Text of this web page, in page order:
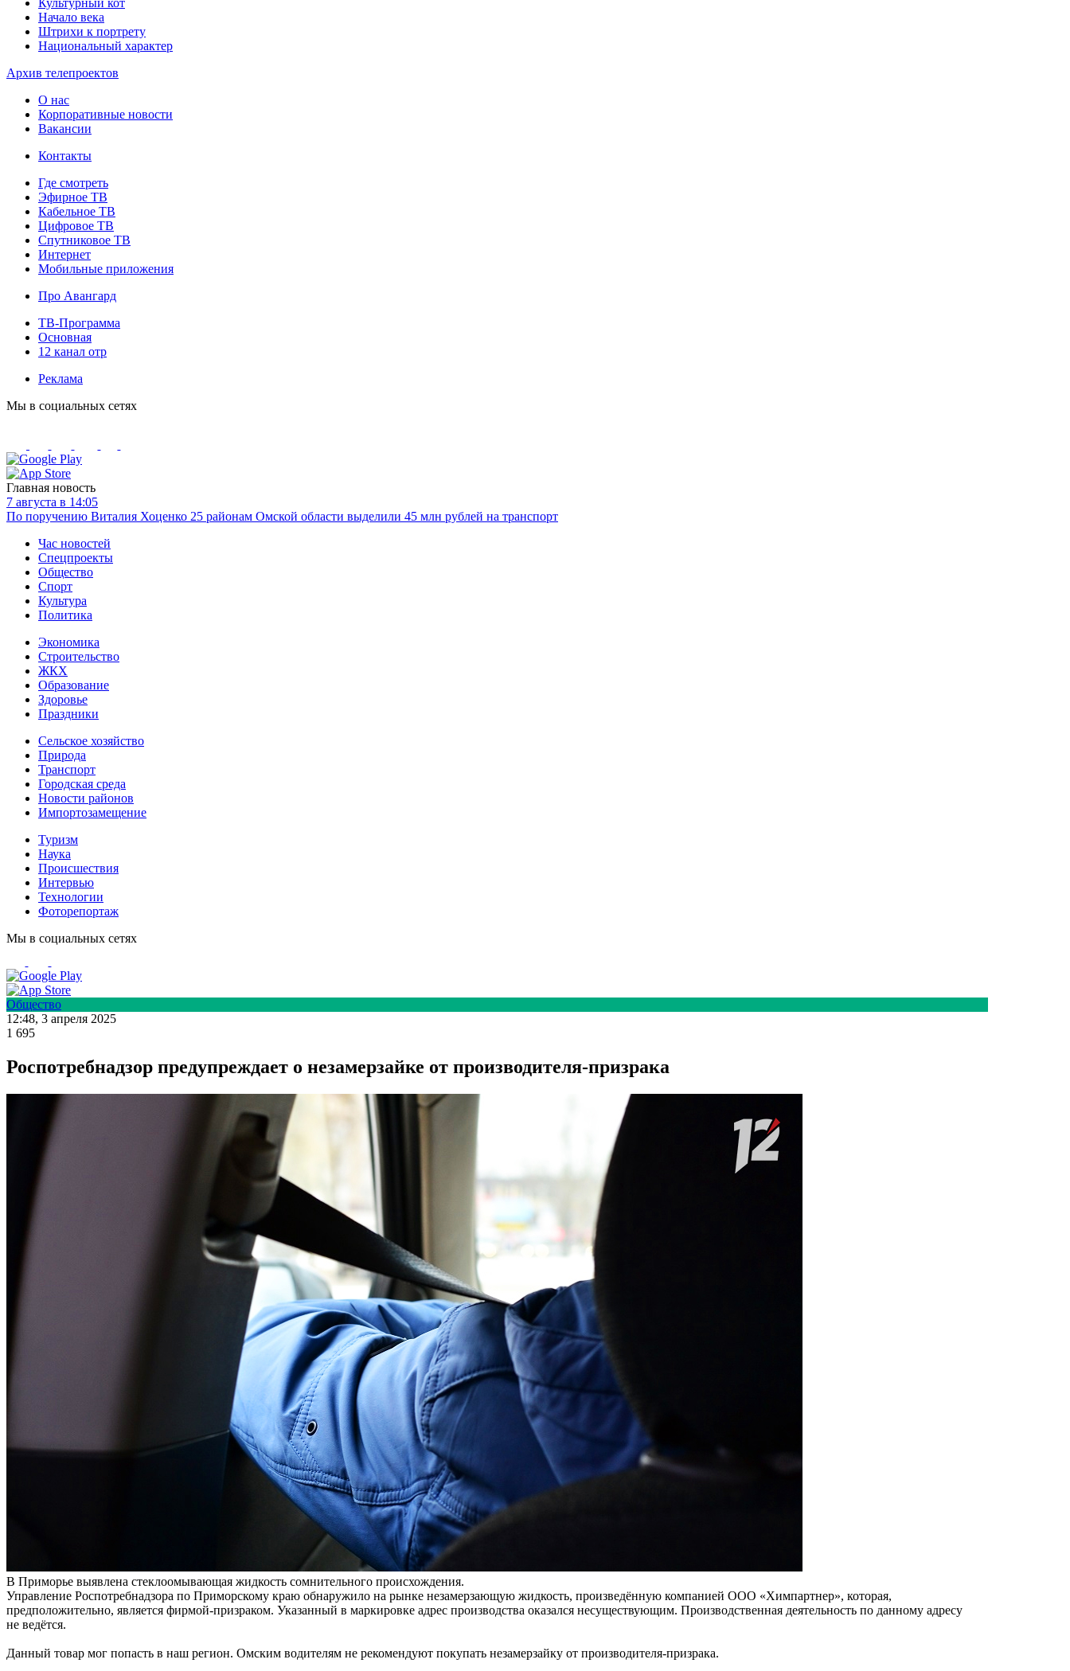
Культурный кот
Начало века
Штрихи к портрету
Национальный характер
Архив телепроектов
О нас
Корпоративные новости
Вакансии
Контакты
Где смотреть
Эфирное ТВ
Кабельное ТВ
Цифровое ТВ
Спутниковое ТВ
Интернет
Мобильные приложения
Про Авангард
ТВ-Программа
Основная
12 канал отр
Реклама
Мы в социальных сетях
Главная новость
7 августа в 14:05
По поручению Виталия Хоценко 25 районам Омской области выделили 45 млн рублей на транспорт
Час новостей
Спецпроекты
Общество
Спорт
Культура
Политика
Экономика
Строительство
ЖКХ
Образование
Здоровье
Праздники
Сельское хозяйство
Природа
Транспорт
Городская среда
Новости районов
Импортозамещение
Туризм
Наука
Происшествия
Интервью
Технологии
Фоторепортаж
Мы в социальных сетях
Общество
12:48, 3 апреля 2025
1 695
Роспотребнадзор предупреждает о незамерзайке от производителя-призрака
В Приморье выявлена стеклоомывающая жидкость сомнительного происхождения.
Управление Роспотребнадзора по Приморскому краю обнаружило на рынке незамерзающую жидкость, произведённую компанией ООО «Химпартнер», которая,
предположительно, является фирмой-призраком. Указанный в маркировке адрес производства оказался несуществующим. Производственная деятельность по данному адресу
не ведётся.
Данный товар мог попасть в наш регион. Омским водителям не рекомендуют покупать незамерзайку от производителя-призрака.